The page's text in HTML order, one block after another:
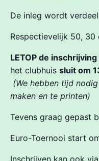
De inleg wordt
Respectievelijk 50,
LETOP de inschrijving
het clubhuis sluit om
(We hebben tijd
maken en te printen)
Tevens graag gepast
Euro-Toernooi start
Inschrijven kan ook